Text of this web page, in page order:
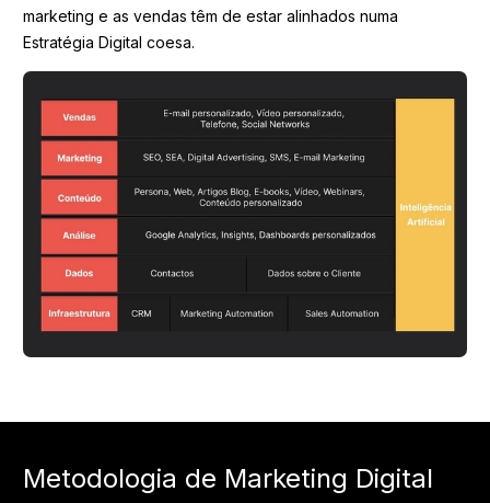
marketing e as vendas têm de estar alinhados numa
Estratégia Digital coesa.
Metodologia de Marketing Digital